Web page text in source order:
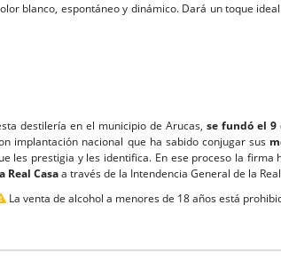
blanco, espontáneo y dinámico. Dará un toque
destilería en el municipio de Arucas, se fundó el 9
implantación nacional que ha sabido conjugar sus
les prestigia y les identifica. En ese proceso la
Real Casaa través de la Intendencia General de la
La venta de alcohol a menores de 18 años está